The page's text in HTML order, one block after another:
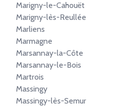
Marigny-le-Cahouët
Marigny-lès-Reullée
Marliens
Marmagne
Marsannay-la-Côte
Marsannay-le-Bois
Martrois
Massingy
Massingy-lès-Semur